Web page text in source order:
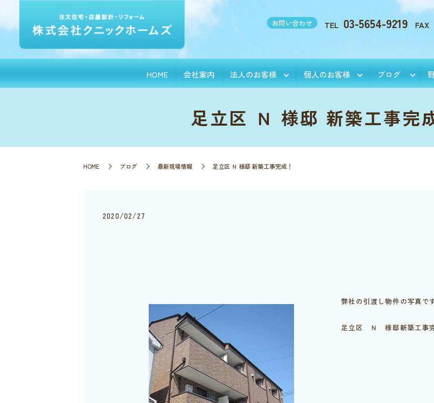
お問い合わせ TEL 03-5654-9219 FAX
HOME 会社案内 法人のお客様 個人のお客様 ブログ
足立区 Ｎ 様邸 新築工事完
HOME ブログ 最新現場情報 足立区 Ｎ 様邸 新築工事完成！
2020/02/27
弊社の引渡し物件の写真で
足立区 Ｎ 様邸新築工事